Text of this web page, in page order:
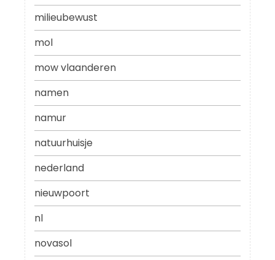
milieubewust
mol
mow vlaanderen
namen
namur
natuurhuisje
nederland
nieuwpoort
nl
novasol